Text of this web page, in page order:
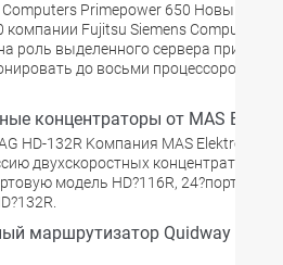
Computers Primepower 650 Новый
компании Fujitsu Siemens Computers
роль выделенного сервера
до восьми процессоров
концентраторы от MAS
HD-132R Kомпания MAS Elektronik
двухскоростных концентраторов
модель HD?116R, 24?портовую
маршрутизатор Quidway